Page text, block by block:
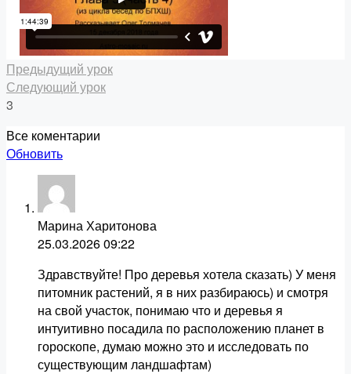
Предыдущий урок
Следующий урок
3
Все коментарии
Обновить
Марина Харитонова
25.03.202609:22
Здравствуйте! Про деревья хотела сказать) У меня
питомник растений, я в них разбираюсь) и смотря
на свой участок, понимаю что и деревья я
интуитивно посадила по расположению планет в
гороскопе, думаю можно это и исследовать по
существующим ландшафтам)